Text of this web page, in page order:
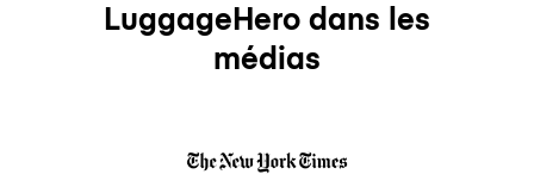
LuggageHero dans les
médias